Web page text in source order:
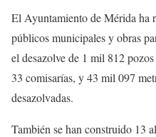
El Ayuntamiento de Mérida ha
públicos municipales y obras
el desazolve de 1 mil 812
33 comisarías, y 43 mil 097
desazolvadas.
También se han construido 13